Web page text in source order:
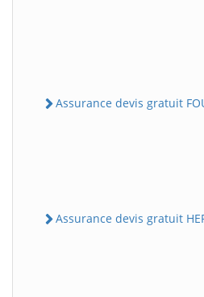
Assurance devis gratuit
Assurance devis gratuit